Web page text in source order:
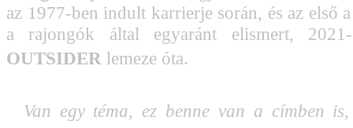
az 1977-ben indult karrierje során, és az első
a rajongók által egyaránt elismert,
OUTSIDER  lemeze óta.
Van egy téma, ez benne van a címben